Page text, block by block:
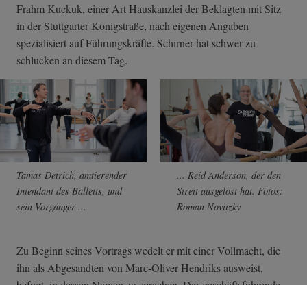
Frahm Kuckuk, einer Art Hauskanzlei der Beklagten mit Sitz
in der Stuttgarter Königstraße, nach eigenen Angaben
spezialisiert auf Führungskräfte. Schirner hat schwer zu
schlucken an diesem Tag.
Tamas Detrich, amtierender
Intendant des Balletts, und
sein Vorgänger ...
... Reid Anderson, der den
Streit ausgelöst hat. Fotos:
Roman Novitzky
Zu Beginn seines Vortrags wedelt er mit einer Vollmacht, die
ihn als Abgesandten von Marc-Oliver Hendriks ausweist,